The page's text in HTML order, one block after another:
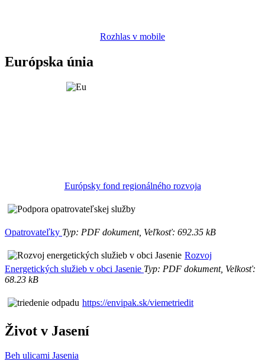
Rozhlas v mobile
Európska únia
Európsky fond regionálného rozvoja
Opatrovateľky Typ: PDF dokument, Veľkosť: 692.35 kB
Rozvoj
Energetických služieb v obci Jasenie Typ: PDF dokument, Velkosť:
68.23 kB
https://envipak.sk/viemetriedit
Život v Jasení
Beh ulicami Jasenia